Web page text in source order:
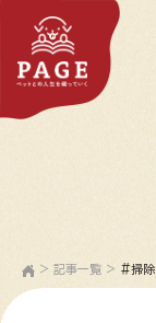
> 記事一覧 > #掃除